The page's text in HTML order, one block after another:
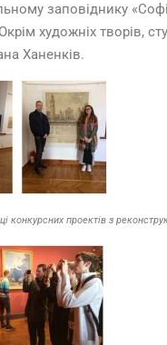
заповіднику
художніх творів,
Ханенків.
конкурсних проектів з